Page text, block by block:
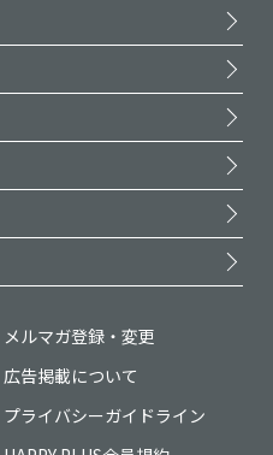
メルマガ登録・変更
広告掲載について
プライバシーガイドライン